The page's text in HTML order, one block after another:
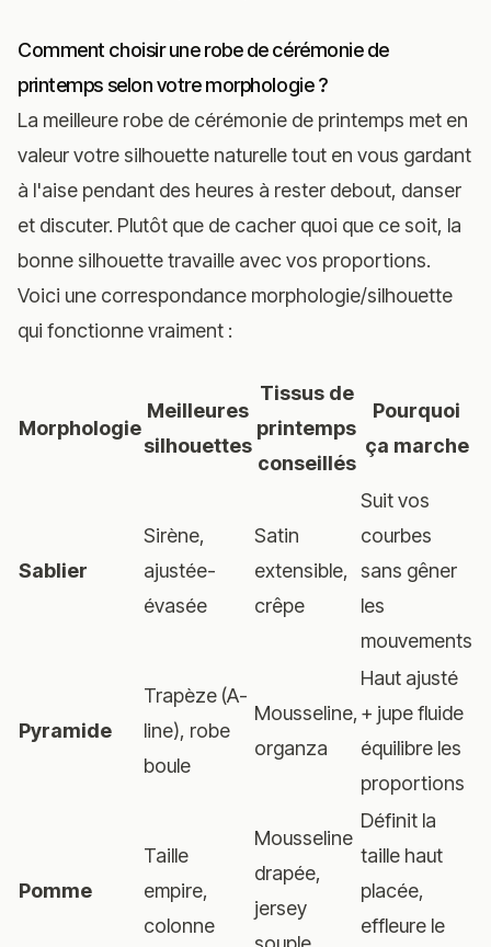
Comment choisir une robe de cérémonie de
printemps selon votre morphologie ?
La meilleure robe de cérémonie de printemps met en
valeur votre silhouette naturelle tout en vous gardant
à l'aise pendant des heures à rester debout, danser
et discuter. Plutôt que de cacher quoi que ce soit, la
bonne silhouette travaille avec vos proportions.
Voici une correspondance morphologie/silhouette
qui fonctionne vraiment :
Morphologie
Meilleures
silhouettes
Tissus de
printemps
conseillés
Pourquoi
ça marche
Sablier
Sirène,
ajustée-
évasée
Satin
extensible,
crêpe
Suit vos
courbes
sans gêner
les
mouvements
Pyramide
Trapèze (A-
line), robe
boule
Mousseline,
organza
Haut ajusté
+ jupe fluide
équilibre les
proportions
Pomme
Taille
empire,
colonne
Mousseline
drapée,
jersey
Définit la
taille haut
placée,
effleure le